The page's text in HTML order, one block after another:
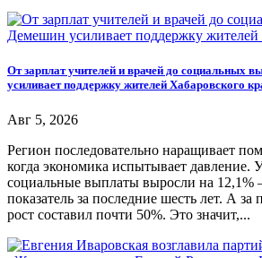
От зарплат учителей и врачей до социальных
усиливает поддержку жителей Хабаровского
Авг 5, 2026
Регион последовательно наращивает
когда экономика испытывает давление.
социальные выплаты выросли на
показатель за последние шесть лет. А за
рост составил почти 50%. Это значит,...